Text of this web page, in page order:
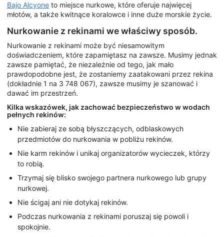
Bajo Alcyone to miejsce nurkowe, które oferuje najwięcej
młotów, a także kwitnące koralowce i inne duże morskie życie.
Nurkowanie z rekinami we właściwy sposób.
Nurkowanie z rekinami może być niesamowitym
doświadczeniem, które zapamiętasz na zawsze. Musimy jednak
zawsze pamiętać, że niezależnie od tego, jak mało
prawdopodobne jest, że zostaniemy zaatakowani przez rekina
(dokładnie 1 na 3 748 067), zawsze musimy je szanować i
dawać im przestrzeń.
Kilka wskazówek, jak zachować bezpieczeństwo w wodach
pełnych rekinów:
Nie zabieraj ze sobą błyszczących, odblaskowych
przedmiotów do nurkowania w pobliżu rekinów.
Nie karm rekinów i unikaj organizatorów wycieczek, którzy
to robią.
Trzymaj się blisko swojego partnera nurkowego lub grupy
nurkowej.
Nie ścigaj ani nie dotykaj rekinów.
Podczas nurkowania z rekinami poruszaj się powoli i
spokojnie.